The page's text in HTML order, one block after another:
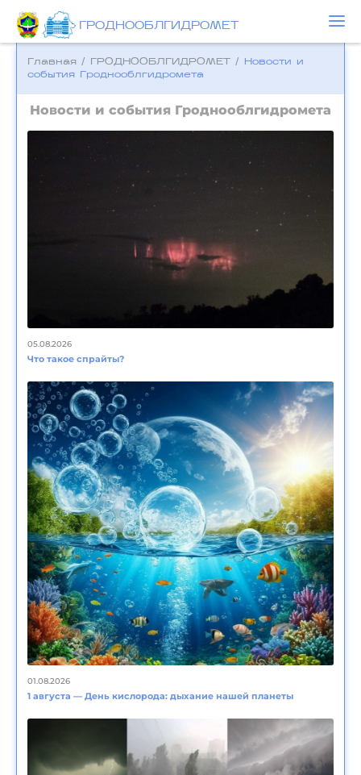
ГРОДНООБЛГИДРОМЕТ
Главная / ГРОДНООБЛГИДРОМЕТ /
Новости и
события Гроднооблгидромета
Новости и события Гроднооблгидромета
05.08.2026
Что такое спрайты?
01.08.2026
1 августа — День кислорода: дыхание нашей планеты